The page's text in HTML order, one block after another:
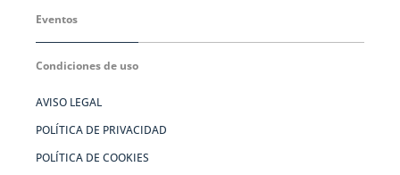
Eventos
Condiciones de uso
AVISO LEGAL
POLÍTICA DE PRIVACIDAD
POLÍTICA DE COOKIES